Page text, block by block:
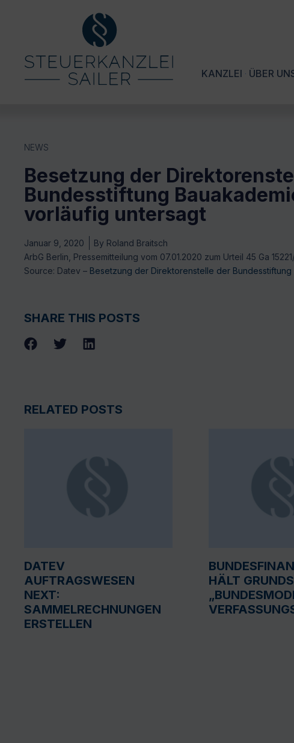
KANZLEI ÜBER
NEWS
Besetzung der
Bundesstiftung
vorläufig untersagt
Januar 9, 2020 By Roland Braitsch
ArbG Berlin, Pressemitteilung vom 07.01.2020 zum Urteil 45 Ga
Source: Datev – Besetzung der Direktorenstelle der
SHARE THIS POSTS
RELATED POSTS
DATEV
AUFTRAGSWESEN
NEXT:
SAMMELRECHNUNGEN
ERSTELLEN
HÄLT